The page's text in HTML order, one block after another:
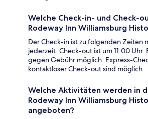
Welche Check-in- und Check-
Rodeway Inn Williamsburg
Der Check-in ist zu folgenden Zeiten
jederzeit. Check-out ist um 11:00
gegen Gebühr möglich. Express-
kontaktloser Check-out sind möglich.
Welche Aktivitäten werden in
Rodeway Inn Williamsburg
angeboten?